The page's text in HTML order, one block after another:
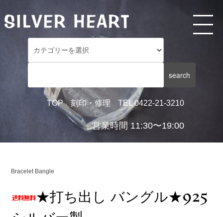
TOP 刻印・修理 TEL 0422-21-3210
営業時間 11:30〜19:00
Bracelet Bangle
★打ち出し バングル★925